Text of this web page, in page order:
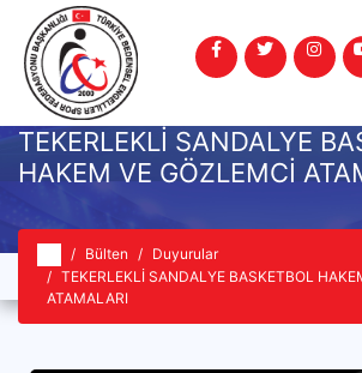
TEKERLEKLİ SANDALYE
HAKEM VE GÖZLEMCİ
Bülten
Duyurular
TEKERLEKLİ SANDALYE BASKETBOL
ATAMALARI